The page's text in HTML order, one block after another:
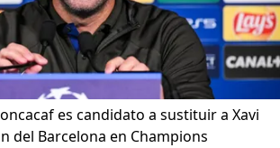
es candidato a sustituir a Xavi
del Barcelona en Champions